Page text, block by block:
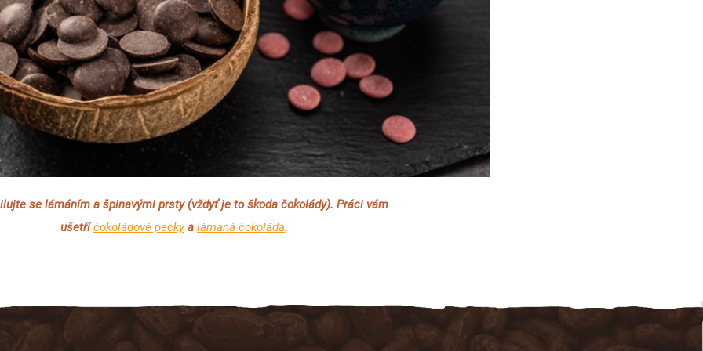
se lámáním a špinavými prsty (vždyť je to škoda čokolády). Práci vám
ušetříčokoládové peckya lámaná čokoláda.